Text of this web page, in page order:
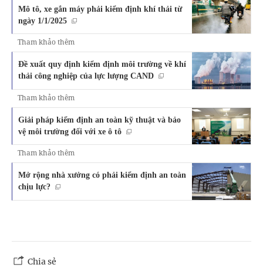
Mô tô, xe gắn máy phải kiểm định khí thải từ
ngày 1/1/2025
Tham khảo thêm
Đề xuất quy định kiểm định môi trường về khí
thải công nghiệp của lực lượng CAND
Tham khảo thêm
Giải pháp kiểm định an toàn kỹ thuật và bảo
vệ môi trường đối với xe ô tô
Tham khảo thêm
Mở rộng nhà xưởng có phải kiểm định an toàn
chịu lực?
Chia sẻ